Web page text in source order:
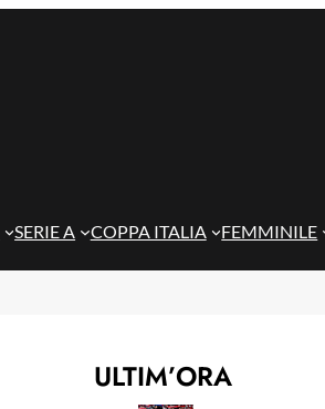
SERIE A COPPA ITALIA FEMMINILE
ULTIM’ORA